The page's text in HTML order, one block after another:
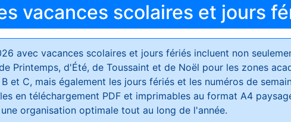
vacances scolaires et jours
avec vacances scolaires et jours fériésincluent non
Printemps, d'Été, de Toussaint et de Noël pour les zones
et C, mais également les jours fériés et les numéros de
en téléchargement PDF et imprimables au format A4
organisation optimale tout au long de l'année.